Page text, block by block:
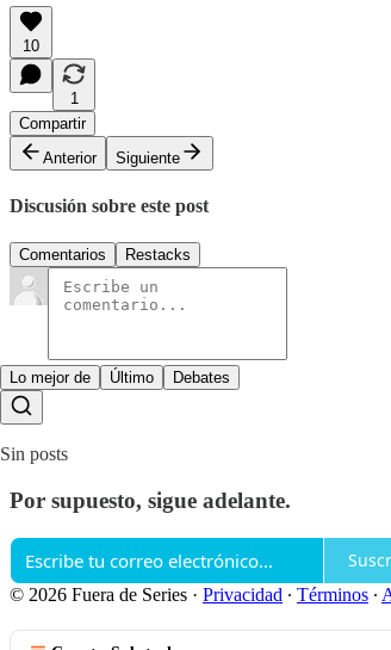
10
1
Compartir
Anterior
Siguiente
Discusión sobre este post
Comentarios Restacks
Lo mejor de Último Debates
Sin posts
Por supuesto, sigue adelante.
© 2026 Fuera de Series · Privacidad ∙ Términos ∙